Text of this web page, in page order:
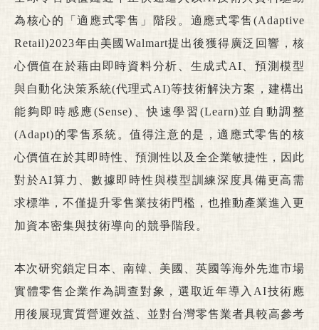
為核心的「適應式零售」階段。適應式零售(Adaptive
Retail)2023年由美國Walmart提出後獲得廣泛回響，核
心價值在於藉由即時資料分析、生成式AI、預測模型
與自動化決策系統(代理式AI)等技術解決方案，建構出
能夠即時感應(Sense)、快速學習(Learn)並自動調整
(Adapt)的零售系統。值得注意的是，適應式零售的核
心價值在於其即時性、預測性以及全企業敏捷性，因此
對於AI算力、數據即時性與模型訓練深度具備更高需
求標準，不僅提升零售業技術門檻，也推動產業進入更
加資本密集與技術導向的競爭階段。
本次研究鎖定日本、南韓、美國、英國等海外先進市場
實體零售企業作為調查對象，選取近年導入AI技術應
用後展現實質營運效益、並對台灣零售業者具較高參考